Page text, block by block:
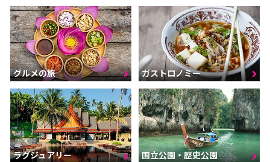
グルメの旅 ガストロノミー
ラグジュアリー 国立公園・歴史公園